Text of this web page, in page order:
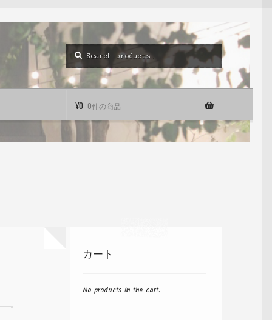
Search
for:
Search
¥0 0件の商品
カート
No products in the cart.